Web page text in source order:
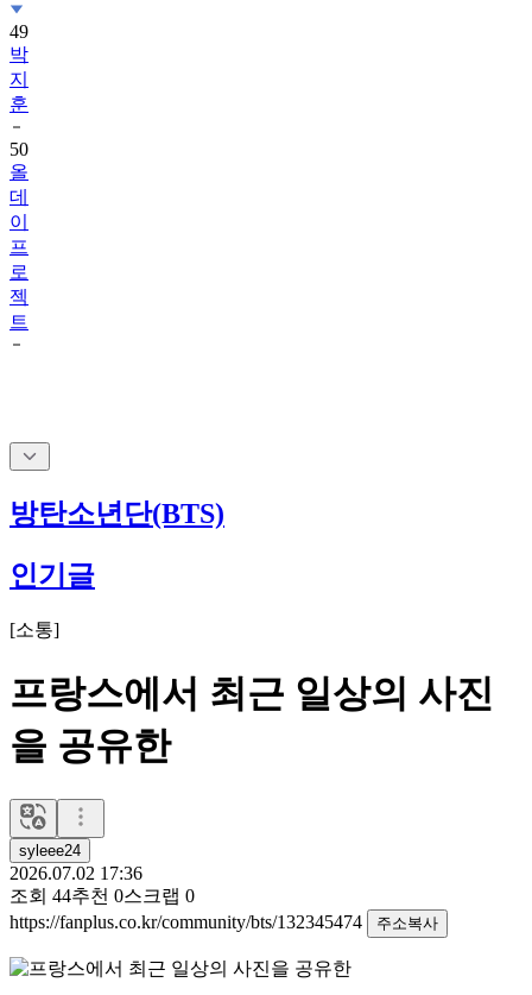
49
박
지
훈
50
올
데
이
프
로
젝
트
방탄소년단(BTS)
인기글
[소통]
프랑스에서 최근 일상의 사진
을 공유한
syleee24
2026.07.02 17:36
조회 44추천 0스크랩 0
https://fanplus.co.kr/community/bts/132345474
주소복사